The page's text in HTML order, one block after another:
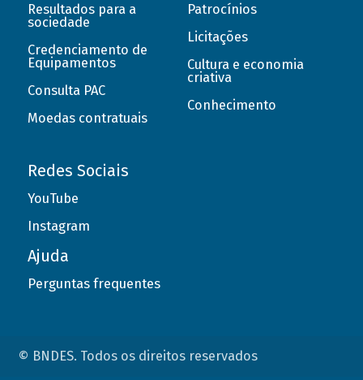
Resultados para a
sociedade
Credenciamento de
Equipamentos
Consulta PAC
Moedas contratuais
Patrocínios
Licitações
Cultura e economia
criativa
Conhecimento
Redes Sociais
YouTube
Instagram
Ajuda
Perguntas frequentes
© BNDES. Todos os direitos reservados